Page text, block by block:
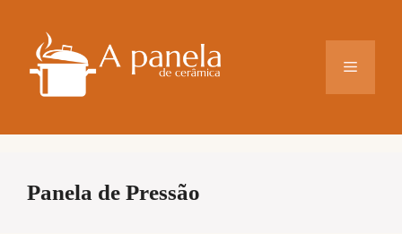
conteúdo
Menu
Panela de Pressão